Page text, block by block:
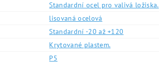
Standardní ocel pro valivá ložiska.
lisovaná ocelová
Standardní -20 až +120
Krytované plastem.
P5